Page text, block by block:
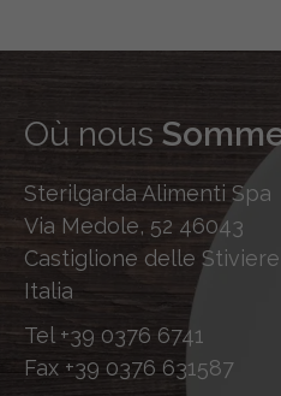
Où nous
Sterilgarda Alimenti Spa
Via Medole, 52 46043
Castiglione delle Stiviere
Italia
Tel +39 0376 6741
Fax +39 0376 631587